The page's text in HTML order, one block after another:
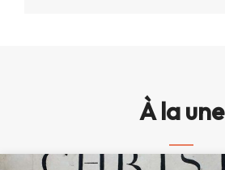
À la une